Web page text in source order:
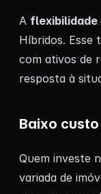
A flexibilidade
Híbridos. Esse
com ativos de
resposta à
Baixo
Quem investe
variada de